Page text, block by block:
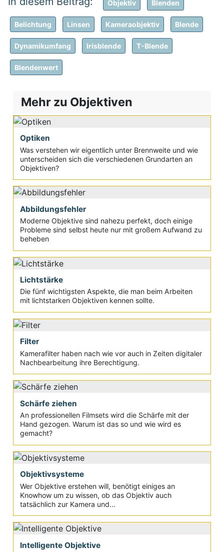
Objektiv Blenden
Belichtung Linsen Kameraobjektiv Blende
Dynamikumfang Irisblende T-Blende
Blendenwert
Mehr zu Objektiven
Optiken
Was verstehen wir eigentlich unter Brennweite und wie
unterscheiden sich die verschiedenen Grundarten an
Objektiven?
Abbildungsfehler
Moderne Objektive sind nahezu perfekt, doch einige
Probleme sind selbst heute nur mit großem Aufwand zu
beheben
Lichtstärke
Die fünf wichtigsten Aspekte, die man beim Arbeiten
mit lichtstarken Objektiven kennen sollte.
Filter
Kamerafilter haben nach wie vor auch in Zeiten digitaler
Nachbearbeitung ihre Berechtigung.
Schärfe ziehen
An professionellen Filmsets wird die Schärfe mit der
Hand gezogen. Warum ist das so und wie wird es
gemacht?
Objektivsysteme
Wer Objektive erstehen will, benötigt einiges an
Knowhow um zu wissen, ob das Objektiv auch
tatsächlich zur Kamera und...
Intelligente Objektive